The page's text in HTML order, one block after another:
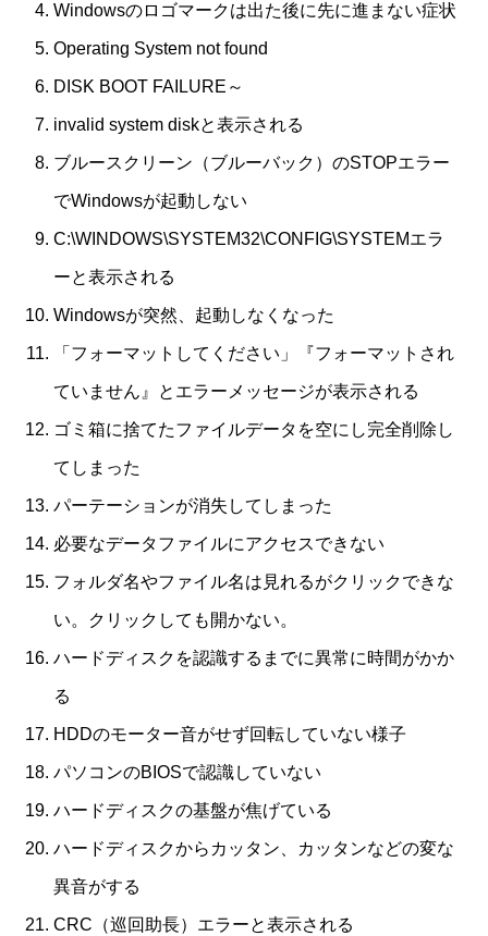
Windowsのロゴマークは出た後に先に進まない症状
Operating System not found
DISK BOOT FAILURE～
invalid system diskと表示される
ブルースクリーン（ブルーバック）のSTOPエラー
でWindowsが起動しない
C:\WINDOWS\SYSTEM32\CONFIG\SYSTEMエラ
ーと表示される
Windowsが突然、起動しなくなった
「フォーマットしてください」『フォーマットされ
ていません』とエラーメッセージが表示される
ゴミ箱に捨てたファイルデータを空にし完全削除し
てしまった
パーテーションが消失してしまった
必要なデータファイルにアクセスできない
フォルダ名やファイル名は見れるがクリックできな
い。クリックしても開かない。
ハードディスクを認識するまでに異常に時間がかか
る
HDDのモーター音がせず回転していない様子
パソコンのBIOSで認識していない
ハードディスクの基盤が焦げている
ハードディスクからカッタン、カッタンなどの変な
異音がする
CRC（巡回助長）エラーと表示される